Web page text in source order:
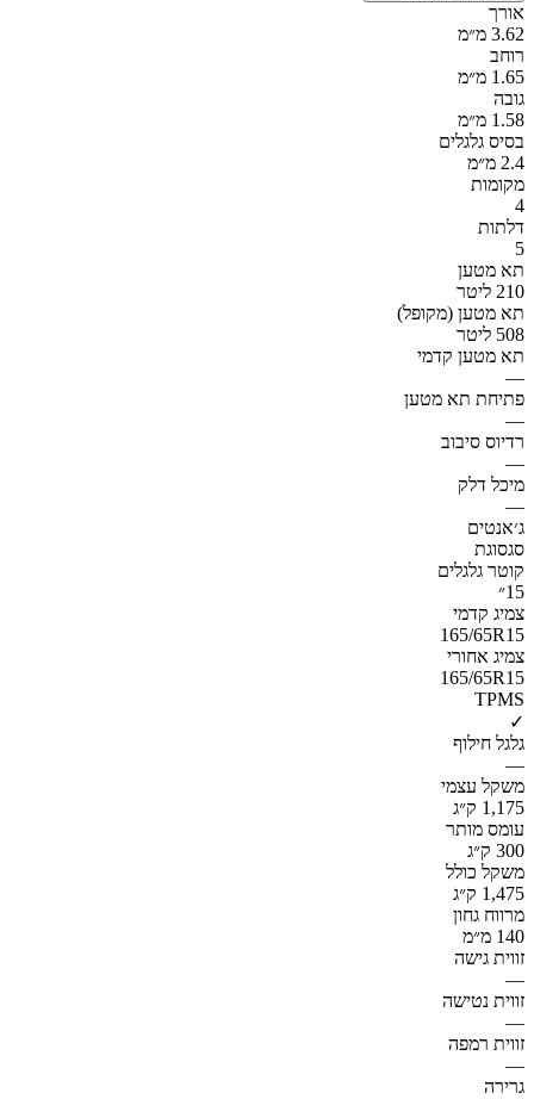
אורך
3.62 מ״מ
רוחב
1.65 מ״מ
גובה
1.58 מ״מ
בסיס גלגלים
2.4 מ״מ
מקומות
4
דלתות
5
תא מטען
210 ליטר
תא מטען (מקופל)
508 ליטר
תא מטען קדמי
—
פתיחת תא מטען
—
רדיוס סיבוב
—
מיכל דלק
—
ג׳אנטים
סגסוגת
קוטר גלגלים
15״
צמיג קדמי
165/65R15
צמיג אחורי
165/65R15
TPMS
✓
גלגל חילוף
—
משקל עצמי
1,175 ק״ג
עומס מותר
300 ק״ג
משקל כולל
1,475 ק״ג
מרווח גחון
140 מ״מ
זווית גישה
—
זווית נטישה
—
זווית רמפה
—
גרירה